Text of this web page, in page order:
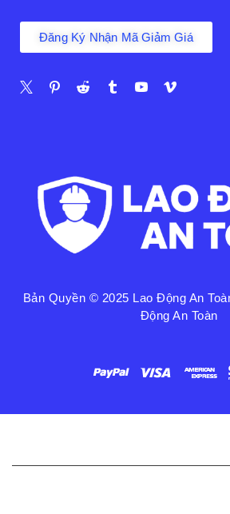
Đăng Ký Nhận Mã Giảm Giá
Bản Quyền © 2025 Lao Động An
Động An Toàn